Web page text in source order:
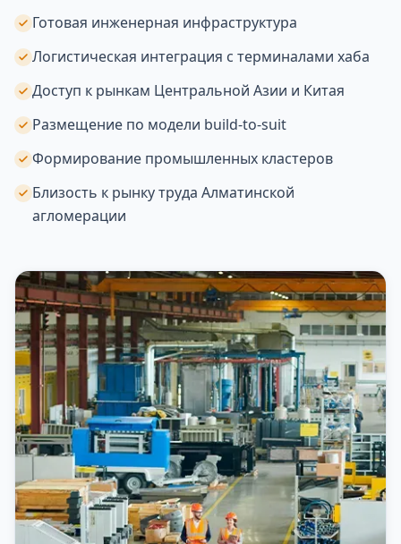
Готовая инженерная инфраструктура
Логистическая интеграция с терминалами хаба
Доступ к рынкам Центральной Азии и Китая
Размещение по модели build-to-suit
Формирование промышленных кластеров
Близость к рынку труда Алматинской
агломерации